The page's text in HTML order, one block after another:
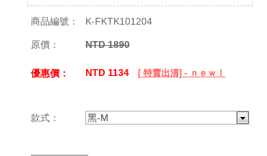
商品編號： K-FKTK101204
原價： NTD 1890
優惠價： NTD 1134 [ 特賣出清] - ｎｅｗ！
款式： 黑-M